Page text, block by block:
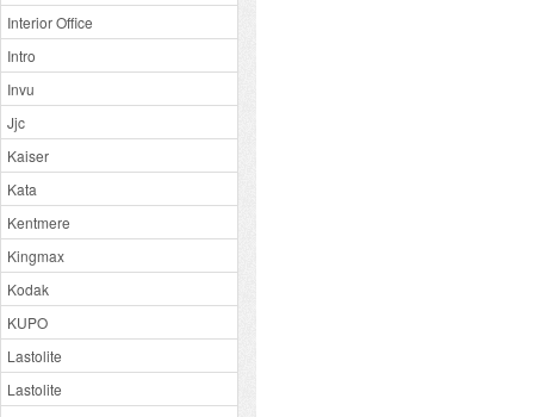
Interior Office
Intro
Invu
Jjc
Kaiser
Kata
Kentmere
Kingmax
Kodak
KUPO
Lastolite
Lastolite